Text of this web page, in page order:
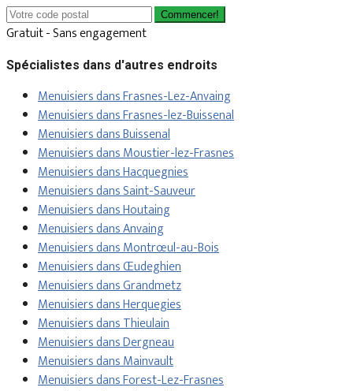
Commencer!
Gratuit - Sans engagement
Spécialistes dans d'autres endroits
Menuisiers dans Frasnes-Lez-Anvaing
Menuisiers dans Frasnes-lez-Buissenal
Menuisiers dans Buissenal
Menuisiers dans Moustier-lez-Frasnes
Menuisiers dans Hacquegnies
Menuisiers dans Saint-Sauveur
Menuisiers dans Houtaing
Menuisiers dans Anvaing
Menuisiers dans Montrœul-au-Bois
Menuisiers dans Œudeghien
Menuisiers dans Grandmetz
Menuisiers dans Herquegies
Menuisiers dans Thieulain
Menuisiers dans Dergneau
Menuisiers dans Mainvault
Menuisiers dans Forest-Lez-Frasnes